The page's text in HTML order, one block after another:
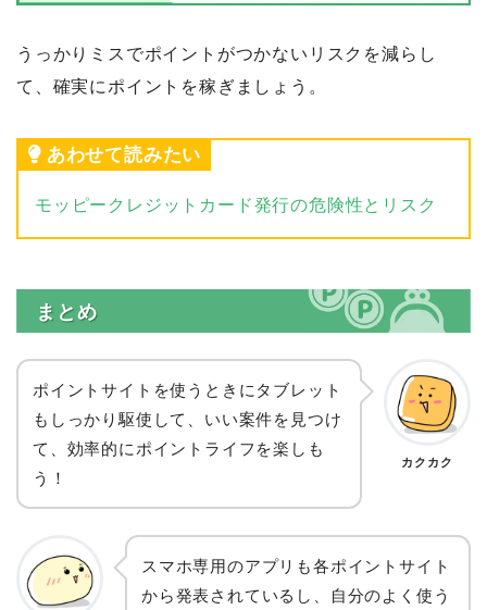
うっかりミスでポイントがつかないリスクを減らし
て、確実にポイントを稼ぎましょう。
あわせて読みたい
モッピークレジットカード発行の危険性とリスク
まとめ
ポイントサイトを使うときにタブレット
もしっかり駆使して、いい案件を見つけ
て、効率的にポイントライフを楽しも
う！
カクカク
スマホ専用のアプリも各ポイントサイト
から発表されているし、自分のよく使う